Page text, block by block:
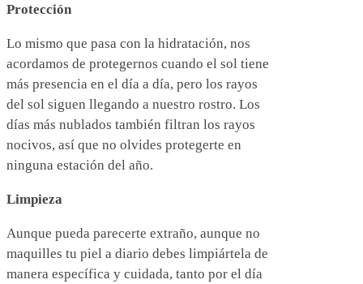
Protección
Lo mismo que pasa con la hidratación, nos
acordamos de protegernos cuando el sol tiene
más presencia en el día a día, pero los rayos
del sol siguen llegando a nuestro rostro. Los
días más nublados también filtran los rayos
nocivos, así que no olvides protegerte en
ninguna estación del año.
Limpieza
Aunque pueda parecerte extraño, aunque no
maquilles tu piel a diario debes limpiártela de
manera específica y cuidada, tanto por el día